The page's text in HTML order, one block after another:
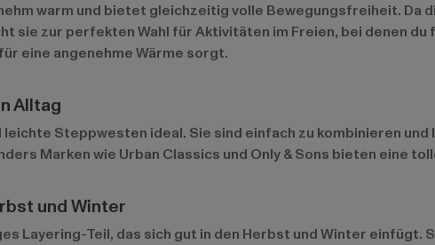
warm und bietet gleichzeitig volle Bewegungsfreiheit. Da
sie zur perfekten Wahl für Aktivitäten im Freien, bei denen
eine angenehme Wärme sorgt.
Alltag
Steppwesten ideal. Sie sind einfach zu kombinieren
Marken wie Urban Classics und Only & Sons bieten eine
und Winter
Layering-Teil, das sich gut in den Herbst und Winter